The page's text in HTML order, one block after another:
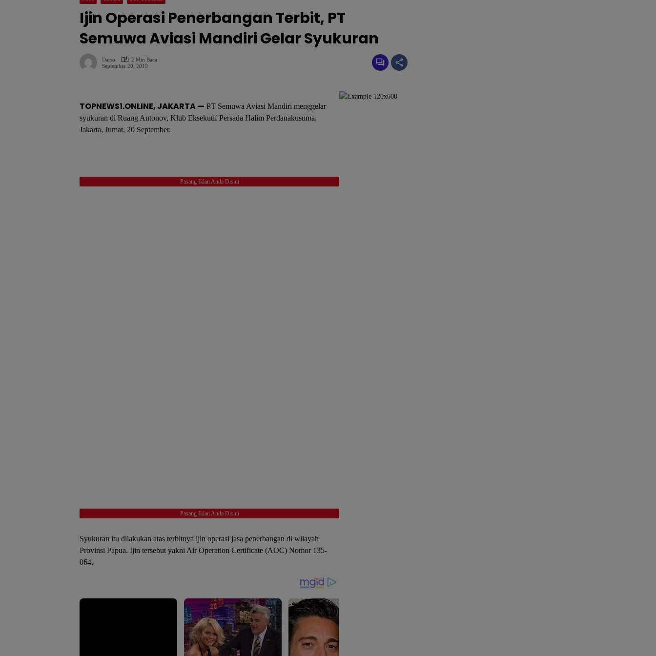
Ijin Operasi Penerbangan Terbit, PT
Semuwa Aviasi Mandiri Gelar Syukuran
Darso
2 Min Baca
September 20, 2019
TOPNEWS1.ONLINE, JAKARTA — PT Semuwa Aviasi Mandiri menggelar
syukuran di Ruang Antonov, Klub Eksekutif Persada Halim Perdanakusuma,
Jakarta, Jumat, 20 September.
Pasang Iklan Anda Disini
Pasang Iklan Anda Disini
Syukuran itu dilakukan atas terbitnya ijin operasi jasa penerbangan di wilayah
Provinsi Papua. Ijin tersebut yakni Air Operation Certificate (AOC) Nomor 135-
064.